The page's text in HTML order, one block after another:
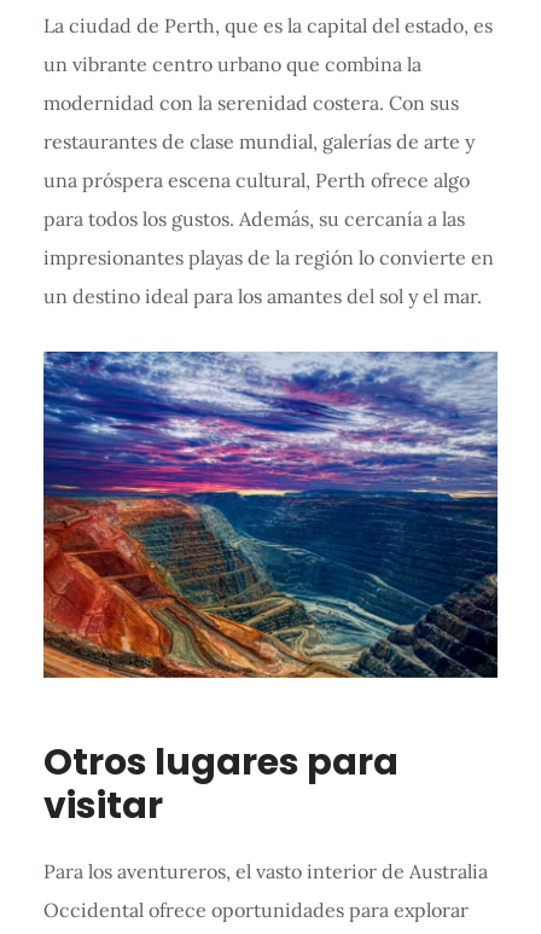
La ciudad de Perth, que es la capital del estado, es
un vibrante centro urbano que combina la
modernidad con la serenidad costera. Con sus
restaurantes de clase mundial, galerías de arte y
una próspera escena cultural, Perth ofrece algo
para todos los gustos. Además, su cercanía a las
impresionantes playas de la región lo convierte en
un destino ideal para los amantes del sol y el mar.
Otros lugares para
visitar
Para los aventureros, el vasto interior de Australia
Occidental ofrece oportunidades para explorar